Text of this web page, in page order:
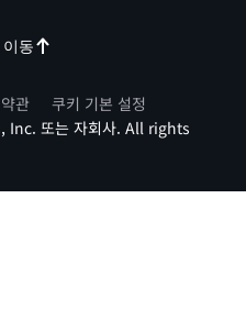
동
관
쿠키 기본 설정
또는 자회사. All rights